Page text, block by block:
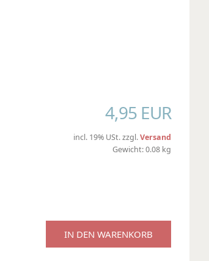
4,95 EUR
incl. 19% USt. zzgl.Versand
Gewicht: 0.08 kg
IN DEN WARENKORB